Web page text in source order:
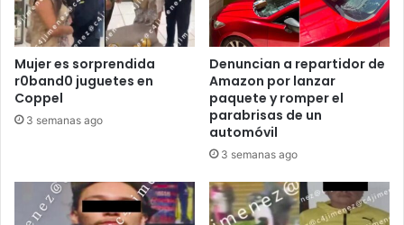
Mujer es sorprendida
r0band0 juguetes en
Coppel
3 semanas ago
Denuncian a repartidor de
Amazon por lanzar
paquete y romper el
parabrisas de un
automóvil
3 semanas ago